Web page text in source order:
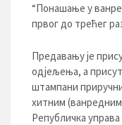
“Понашање у
првог до трећег
Предавању је
одјељења, а
штампани
хитним
Републичка